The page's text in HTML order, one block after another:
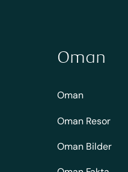
Oman
Oman
Oman Resor
Oman Bilder